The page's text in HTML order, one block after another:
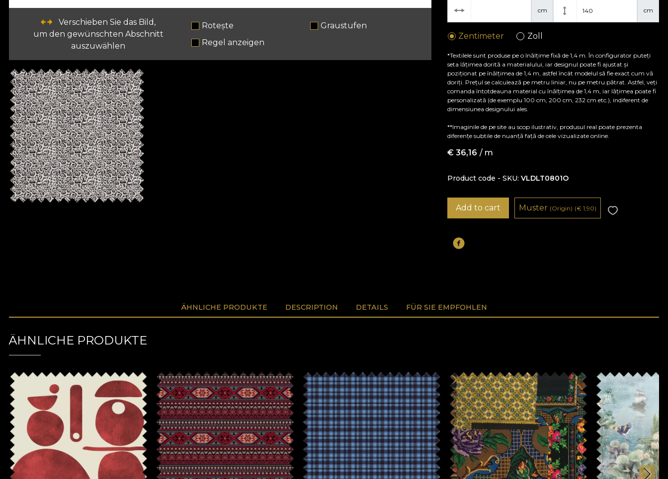
Verschieben Sie das Bild,
um den gewünschten Abschnitt
auszuwählen
Rotește
Graustufen
Regel anzeigen
cm cm
Zentimeter Zoll
*Textilele sunt produse pe o înălțime fixă de 1,4 m. În configurator puteți
seta lățimea dorită a materialului, iar designul poate fi ajustat și
poziționat pe înălțimea de 1,4 m, astfel încât modelul să fie exact cum vă
doriți. Prețul se calculează pe metru liniar, nu pe metru pătrat. Astfel, veți
comanda întotdeauna material cu înălțimea de 1,4 m, iar lățimea poate fi
personalizată (de exemplu 100 cm, 200 cm, 232 cm etc.), indiferent de
dimensiunea designului ales.
**Imaginile de pe site au scop ilustrativ, produsul real poate prezenta
diferențe subtile de nuanță față de cele vizualizate online.
€36,16 / m
Product code - SKU VLDLT0801O
Add to cart Muster (Origin) (€1,90)
ÄHNLICHE PRODUKTE DESCRIPTION DETAILS FÜR SIE EMPFOHLEN
ÄHNLICHE PRODUKTE